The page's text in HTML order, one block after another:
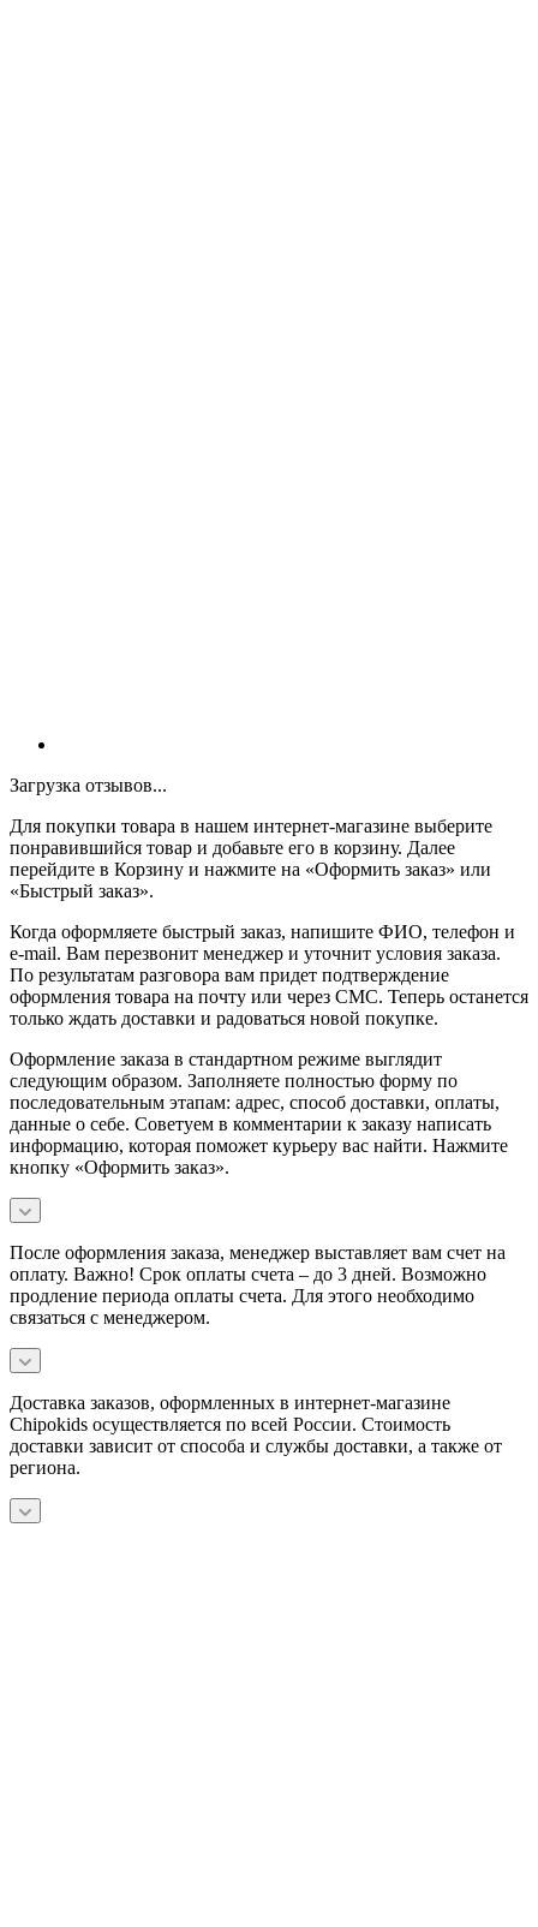
Загрузка отзывов...
Для покупки товара в нашем интернет-магазине выберите
понравившийся товар и добавьте его в корзину. Далее
перейдите в Корзину и нажмите на «Оформить заказ» или
«Быстрый заказ».
Когда оформляете быстрый заказ, напишите ФИО, телефон и
e-mail. Вам перезвонит менеджер и уточнит условия заказа.
По результатам разговора вам придет подтверждение
оформления товара на почту или через СМС. Теперь останется
только ждать доставки и радоваться новой покупке.
Оформление заказа в стандартном режиме выглядит
следующим образом. Заполняете полностью форму по
последовательным этапам: адрес, способ доставки, оплаты,
данные о себе. Советуем в комментарии к заказу написать
информацию, которая поможет курьеру вас найти. Нажмите
кнопку «Оформить заказ».
После оформления заказа, менеджер выставляет вам счет на
оплату. Важно! Срок оплаты счета – до 3 дней. Возможно
продление периода оплаты счета. Для этого необходимо
связаться с менеджером.
Доставка заказов, оформленных в интернет-магазине
Chipokids осуществляется по всей России. Стоимость
доставки зависит от способа и службы доставки, а также от
региона.